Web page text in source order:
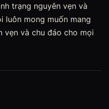
trạng nguyên vẹn và
luôn mong muốn mang
vẹn và chu đáo cho mọi